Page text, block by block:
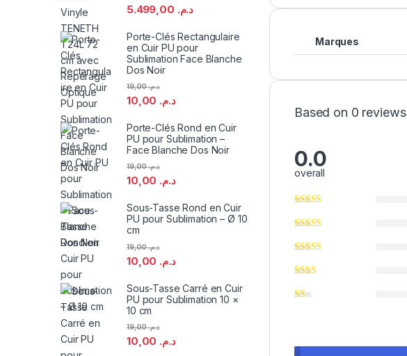
Marques
Based on 0 reviews
0.0
overall
د.م.
Porte-Clés Rectangulaire
en Cuir PU pour
Sublimation Face Blanche
Dos Noir
د.م.
د.م.19,00
Porte-Clés Rond en Cuir
PU pour Sublimation –
Face Blanche Dos Noir
د.م.
د.م.19,00
Sous-Tasse Rond en Cuir
PU pour Sublimation – Ø 10
cm
د.م.
د.م.19,00
Sous-Tasse Carré en Cuir
PU pour Sublimation 10 ×
10 cm
د.م.
د.م.19,00